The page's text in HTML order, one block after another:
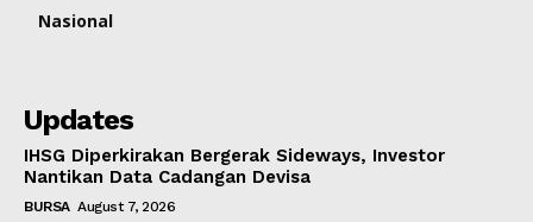
Nasional
Updates
IHSG Diperkirakan Bergerak Sideways, Investor
Nantikan Data Cadangan Devisa
BURSA August 7, 2026